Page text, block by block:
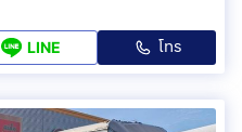
LINE โทร